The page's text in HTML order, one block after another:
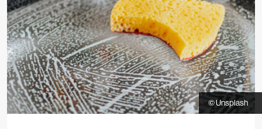
© Unsplash